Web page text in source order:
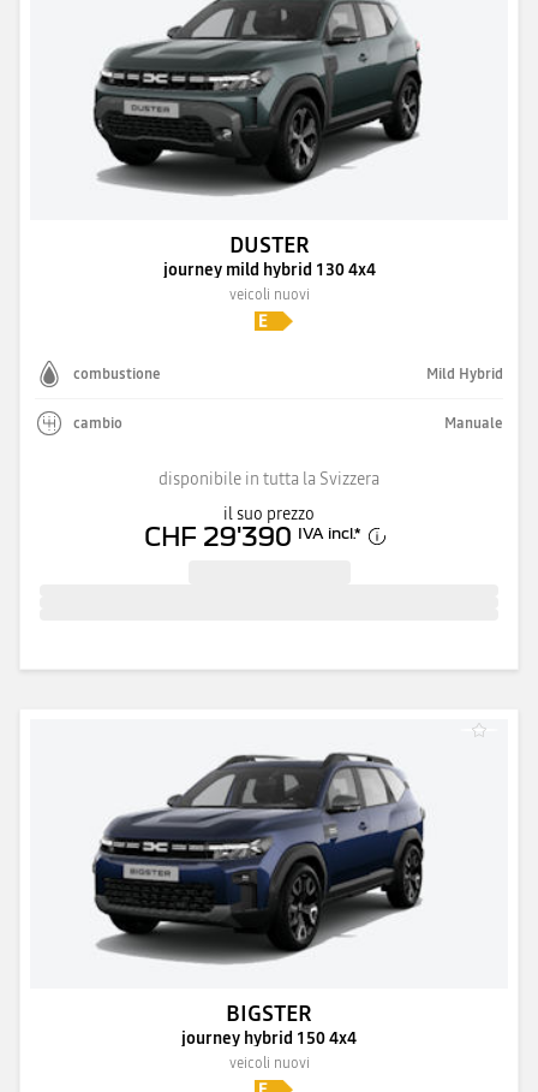
DUSTER
journey mild hybrid 130 4x4
veicoli nuovi
combustione Mild Hybrid
cambio Manuale
disponibile in tutta la Svizzera
il suo prezzo
CHF 29'390 IVA incl.*
BIGSTER
journey hybrid 150 4x4
veicoli nuovi